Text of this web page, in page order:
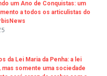
um Ano de Conquistas: um
a todos os articulistas do
da Lei Maria da Penha: a lei
mas somente uma sociedade